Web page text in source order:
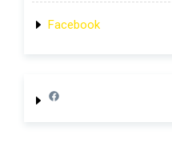
Facebook
Lien page Facebook